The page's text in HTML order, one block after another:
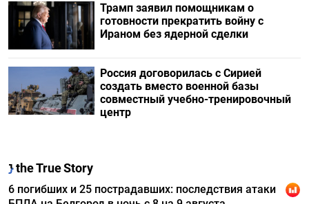
Трамп заявил помощникам о
готовности прекратить войну с
Ираном без ядерной сделки
Россия договорилась с Сирией
создать вместо военной базы
совместный учебно-тренировочный
центр